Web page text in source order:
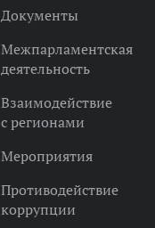
Документы
Межпарламентская
деятельность
Взаимодействие
с регионами
Мероприятия
Противодействие
коррупции